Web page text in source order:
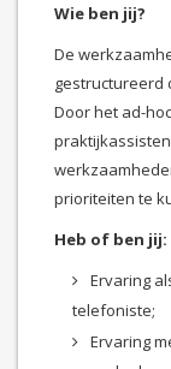
Wie ben jij?
De
gestructureerd
Door het ad-
prioriteiten te
Heb of ben jij:
Ervaring
telefoniste;
Ervaring